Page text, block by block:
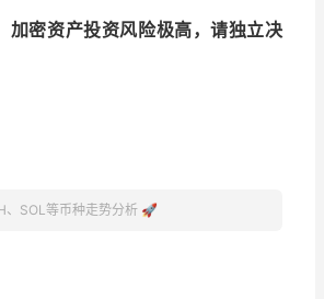
密资产投资风险极高，请独立决
、SOL等币种走势分析 🚀